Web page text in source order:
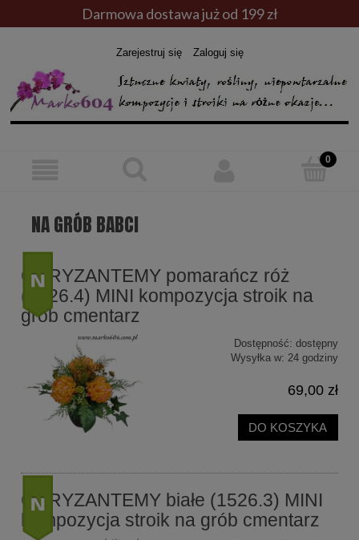
Darmowa dostawa już od 199 zł
Zarejestruj się Zaloguj się
NA GRÓB BABCI
CHRYZANTEMY pomarańcz róż
(1526.4) MINI kompozycja stroik na
grób cmentarz
Dostępność: dostępny
Wysyłka w: 24 godziny
69,00 zł
DO KOSZYKA
CHRYZANTEMY białe (1526.3) MINI
kompozycja stroik na grób cmentarz